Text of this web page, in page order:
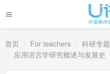
首页 For teachers 科研专题
应用语言学研究概述与发展史